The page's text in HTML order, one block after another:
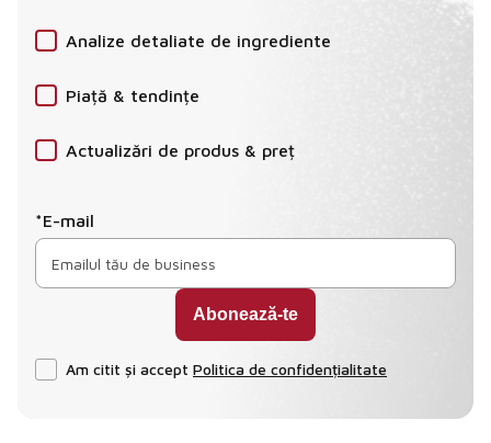
Analize detaliate de ingrediente
Piață & tendințe
Actualizări de produs & preț
*E-mail
Am citit și accept Politica de confidențialitate